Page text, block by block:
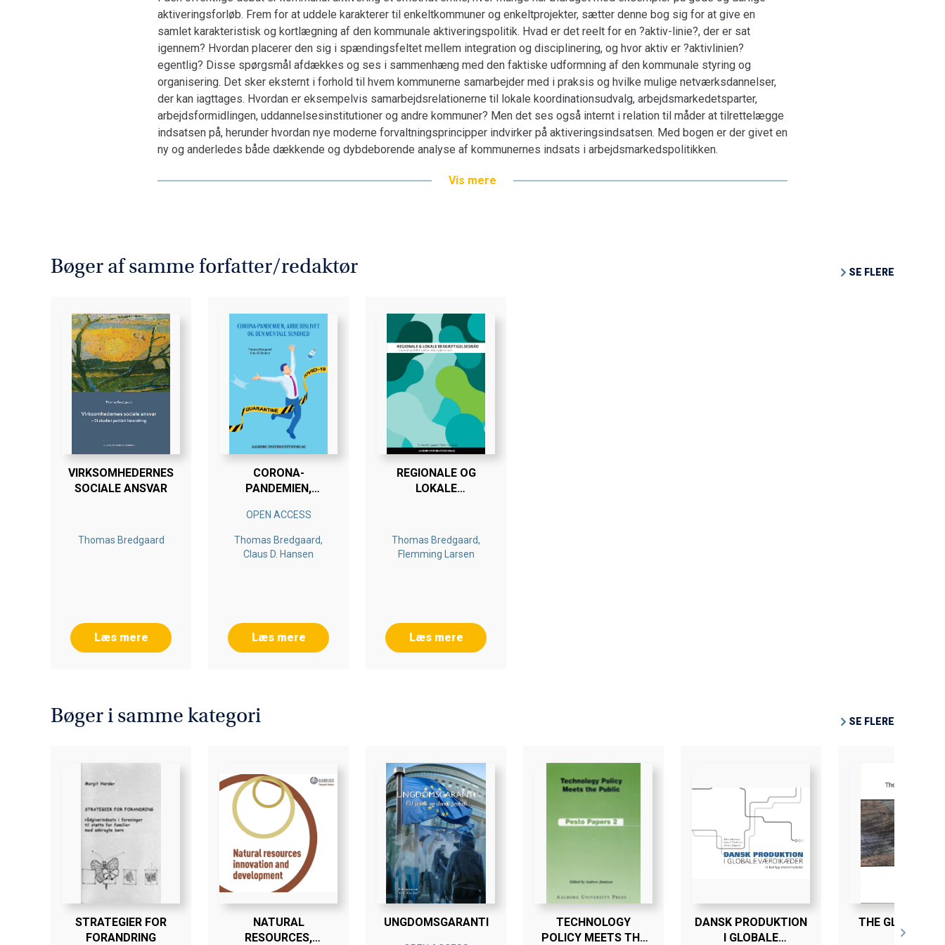
aktiveringsforløb. Frem for at uddele karakterer til enkeltkommuner og enkeltprojekter, sætter denne bog sig for at give en
samlet karakteristisk og kortlægning af den kommunale aktiveringspolitik. Hvad er det reelt for en ?aktiv-linie?, der er sat
igennem? Hvordan placerer den sig i spændingsfeltet mellem integration og disciplinering, og hvor aktiv er ?aktivlinien?
egentlig? Disse spørgsmål afdækkes og ses i sammenhæng med den faktiske udformning af den kommunale styring og
organisering. Det sker eksternt i forhold til hvem kommunerne samarbejder med i praksis og hvilke mulige netværksdannelser,
der kan iagttages. Hvordan er eksempelvis samarbejdsrelationerne til lokale koordinationsudvalg, arbejdsmarkedetsparter,
arbejdsformidlingen, uddannelsesinstitutioner og andre kommuner? Men det ses også internt i relation til måder at tilrettelægge
indsatsen på, herunder hvordan nye moderne forvaltningsprincipper indvirker på aktiveringsindsatsen. Med bogen er der givet en
ny og anderledes både dækkende og dybdeborende analyse af kommunernes indsats i arbejdsmarkedspolitikken.
Vis mere
Bøger af samme forfatter/redaktør SE FLERE
VIRKSOMHEDERNES
SOCIALE ANSVAR
Thomas Bredgaard
Læs mere
CORONA-
PANDEMIEN,
DEN MENTALE
SUNDHED
OPEN ACCESS
Thomas Bredgaard,
Claus D. Hansen
Læs mere
REGIONALE OG
LOKALE
Thomas Bredgaard,
Flemming Larsen
Læs mere
Bøger i samme kategori SE FLERE
STRATEGIER FOR
FORANDRING
NATURAL
RESOURCES,
UNGDOMSGARANTI
TECHNOLOGY
POLICY MEETS THE
DANSK PRODUKTION
I GLOBALE
THE GLOBAL